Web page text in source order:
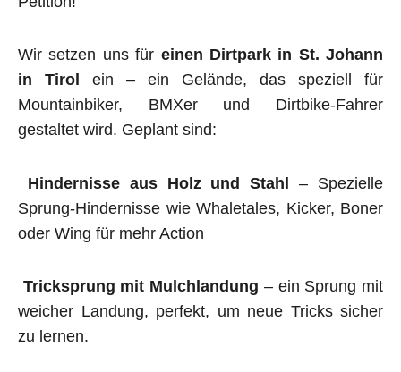
Wir setzen uns für einen Dirtpark in St. Johann
in Tirol
ein – ein Gelände, das speziell für
Mountainbiker, BMXer und Dirtbike-Fahrer
gestaltet wird. Geplant sind:
Hindernisse aus Holz und Stahl – Spezielle
Sprung-Hindernisse wie Whaletales, Kicker, Boner
oder Wing für mehr Action
Tricksprung mit Mulchlandung – ein Sprung mit
weicher Landung, perfekt, um neue Tricks sicher
zu lernen.